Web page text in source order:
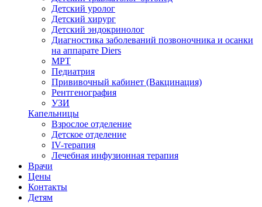
Детский уролог
Детский хирург
Детский эндокринолог
Диагностика заболеваний позвоночника и осанки
на аппарате Diers
МРТ
Педиатрия
Прививочный кабинет (Вакцинация)
Рентгенография
УЗИ
Капельницы
Взрослое отделение
Детское отделение
IV-терапия
Лечебная инфузионная терапия
Врачи
Цены
Контакты
Детям